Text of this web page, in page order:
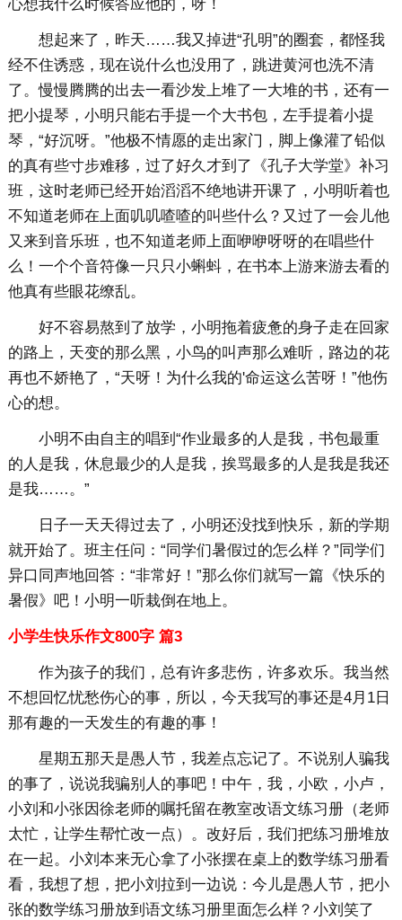
心想我什么时候答应他的，呀！
想起来了，昨天……我又掉进“孔明”的圈套，都怪我
经不住诱惑，现在说什么也没用了，跳进黄河也洗不清
了。慢慢腾腾的出去一看沙发上堆了一大堆的书，还有一
把小提琴，小明只能右手提一个大书包，左手提着小提
琴，“好沉呀。”他极不情愿的走出家门，脚上像灌了铅似
的真有些寸步难移，过了好久才到了《孔子大学堂》补习
班，这时老师已经开始滔滔不绝地讲开课了，小明听着也
不知道老师在上面叽叽喳喳的叫些什么？又过了一会儿他
又来到音乐班，也不知道老师上面咿咿呀呀的在唱些什
么！一个个音符像一只只小蝌蚪，在书本上游来游去看的
他真有些眼花缭乱。
好不容易熬到了放学，小明拖着疲惫的身子走在回家
的路上，天变的那么黑，小鸟的叫声那么难听，路边的花
再也不娇艳了，“天呀！为什么我的'命运这么苦呀！”他伤
心的想。
小明不由自主的唱到“作业最多的人是我，书包最重
的人是我，休息最少的人是我，挨骂最多的人是我是我还
是我……。”
日子一天天得过去了，小明还没找到快乐，新的学期
就开始了。班主任问：“同学们暑假过的怎么样？”同学们
异口同声地回答：“非常好！”那么你们就写一篇《快乐的
暑假》吧！小明一听栽倒在地上。
小学生快乐作文800字 篇3
作为孩子的我们，总有许多悲伤，许多欢乐。我当然
不想回忆忧愁伤心的事，所以，今天我写的事还是4月1日
那有趣的一天发生的有趣的事！
星期五那天是愚人节，我差点忘记了。不说别人骗我
的事了，说说我骗别人的事吧！中午，我，小欧，小卢，
小刘和小张因徐老师的嘱托留在教室改语文练习册（老师
太忙，让学生帮忙改一点）。改好后，我们把练习册堆放
在一起。小刘本来无心拿了小张摆在桌上的数学练习册看
看，我想了想，把小刘拉到一边说：今儿是愚人节，把小
张的数学练习册放到语文练习册里面怎么样？小刘笑了